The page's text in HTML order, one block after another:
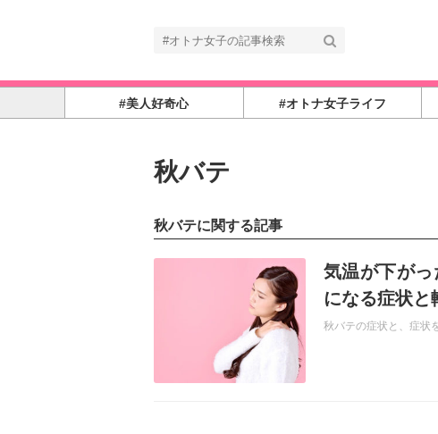
#美人好奇心 #オトナ女子ライフ
秋バテ
秋バテに関する記事
気温が下が
になる症状と
秋バテの症状と、症状